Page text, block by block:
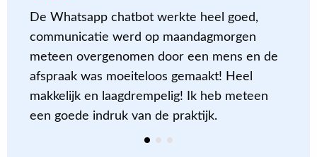
De Whatsapp chatbot werkte heel goed,
communicatie werd op maandagmorgen
meteen overgenomen door een mens en de
afspraak was moeiteloos gemaakt! Heel
makkelijk en laagdrempelig! Ik heb meteen
een goede indruk van de praktijk.